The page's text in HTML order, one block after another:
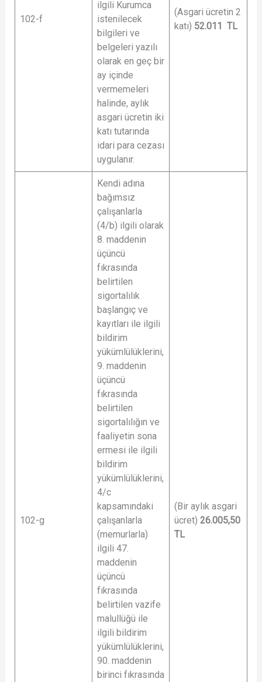
102-f
ilgili Kurumca
istenilecek
bilgileri ve
belgeleri yazılı
olarak en geç bir
ay içinde
vermemeleri
halinde, aylık
asgari ücretin iki
katı tutarında
idari para cezası
uygulanır.
(Asgari ücretin 2
katı) 52.011 TL
102-g
Kendi adına
bağımsız
çalışanlarla
(4/b) ilgili olarak
8. maddenin
üçüncü
fıkrasında
belirtilen
sigortalılık
başlangıç ve
kayıtları ile ilgili
bildirim
yükümlülüklerini,
9. maddenin
üçüncü
fıkrasında
belirtilen
sigortalılığın ve
faaliyetin sona
ermesi ile ilgili
bildirim
yükümlülüklerini,
4/c
kapsamındaki
çalışanlarla
(memurlarla)
ilgili 47.
maddenin
üçüncü
fıkrasında
belirtilen vazife
malullüğü ile
ilgili bildirim
yükümlülüklerini,
90. maddenin
birinci fıkrasında
(Bir aylık asgari
ücret) 26.005,50
TL